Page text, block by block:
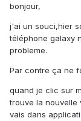
bonjour,
j'ai un souci,hier
téléphone galaxy
probleme.
Par contre ça ne
quand je clic sur
trouve la nouvelle
vais dans